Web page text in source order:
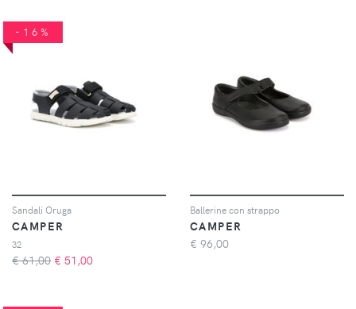
-16%
Sandali Oruga
CAMPER
32
€ 61,00 € 51,00
Ballerine con strappo
CAMPER
€ 96,00